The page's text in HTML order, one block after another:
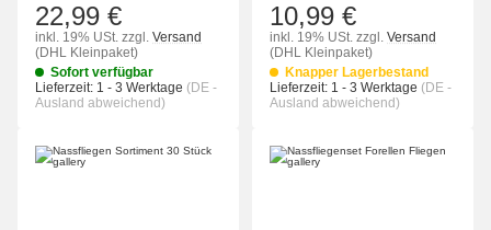
22,99 €
inkl. 19% USt. zzgl. Versand
(DHL Kleinpaket)
Sofort verfügbar
Lieferzeit: 1 - 3 Werktage (DE -
Ausland abweichend)
10,99 €
inkl. 19% USt. zzgl. Versand
(DHL Kleinpaket)
Knapper Lagerbestand
Lieferzeit: 1 - 3 Werktage (DE -
Ausland abweichend)